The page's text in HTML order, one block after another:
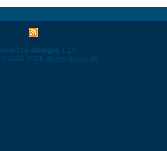
by 4images 1.10
2002-2026 4homepages.de